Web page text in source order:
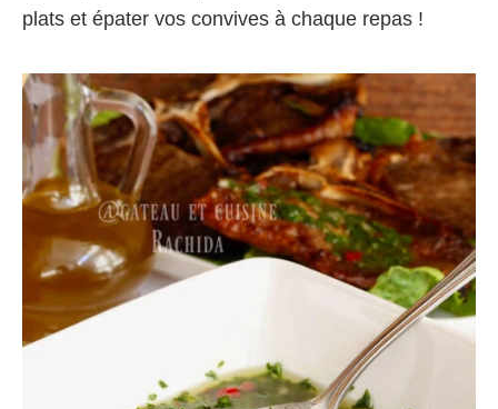
plats et épater vos convives à chaque repas !